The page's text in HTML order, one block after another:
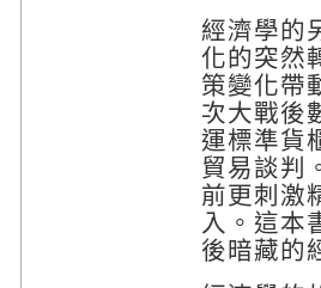
經濟學的
化的突然
策變化帶
次大戰後
運標準貨
貿易談判
前更刺激
入。這本
後暗藏的